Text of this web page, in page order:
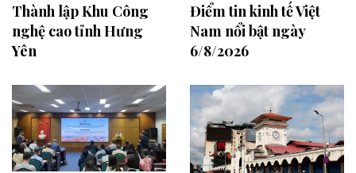
Thành lập Khu Công
nghệ cao tỉnh Hưng
Yên
Điểm tin kinh tế Việt
Nam nổi bật ngày
6/8/2026